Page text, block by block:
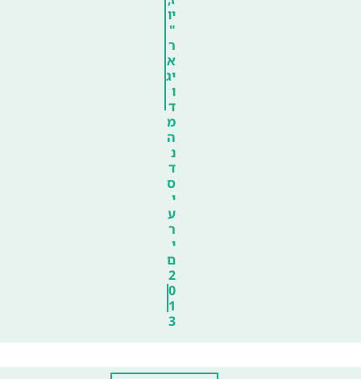
יו
"
ר
א
יג
ו
ד
מ
ה
נ
ד
ס
י
ע
ר
י
ם
2
0
1
3